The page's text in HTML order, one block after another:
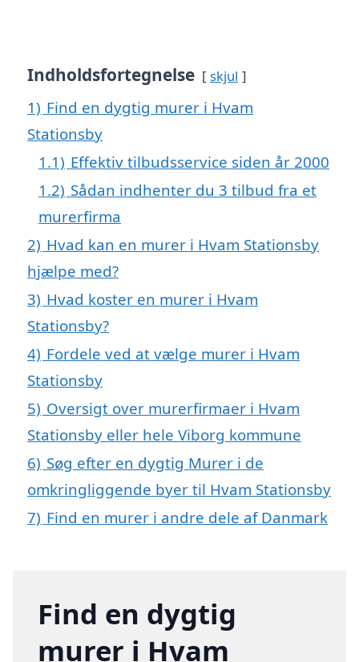
Indholdsfortegnelse skjul
1) Find en dygtig murer i Hvam
Stationsby
1.1) Effektiv tilbudsservice siden år 2000
1.2) Sådan indhenter du 3 tilbud fra et
murerfirma
2) Hvad kan en murer i Hvam Stationsby
hjælpe med?
3) Hvad koster en murer i Hvam
Stationsby?
4) Fordele ved at vælge murer i Hvam
Stationsby
5) Oversigt over murerfirmaer i Hvam
Stationsby eller hele Viborg kommune
6) Søg efter en dygtig Murer i de
omkringliggende byer til Hvam Stationsby
7) Find en murer i andre dele af Danmark
Find en dygtig
murer i Hvam